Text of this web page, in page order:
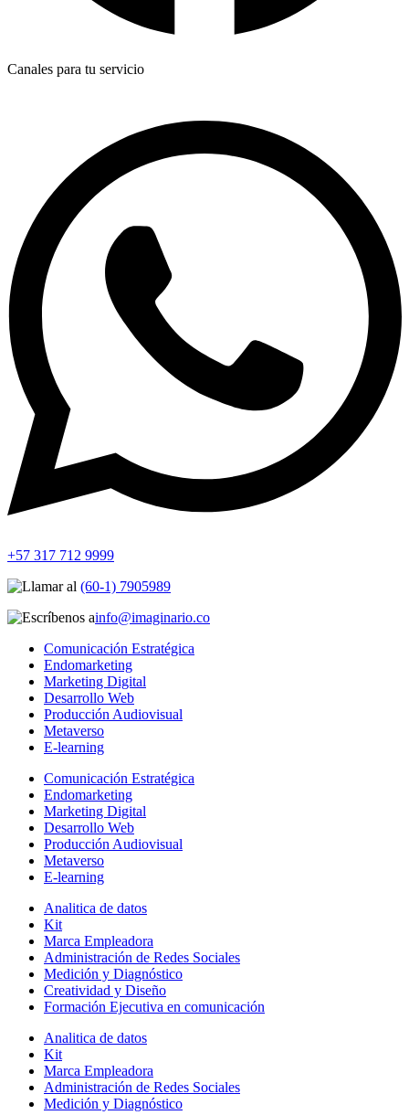
Canales para tu servicio
+57 317 712 9999
(60-1) 7905989
info@imaginario.co
Comunicación Estratégica
Endomarketing
Marketing Digital
Desarrollo Web
Producción Audiovisual
Metaverso
E-learning
Comunicación Estratégica
Endomarketing
Marketing Digital
Desarrollo Web
Producción Audiovisual
Metaverso
E-learning
Analitica de datos
Kit
Marca Empleadora
Administración de Redes Sociales
Medición y Diagnóstico
Creatividad y Diseño
Formación Ejecutiva en comunicación
Analitica de datos
Kit
Marca Empleadora
Administración de Redes Sociales
Medición y Diagnóstico